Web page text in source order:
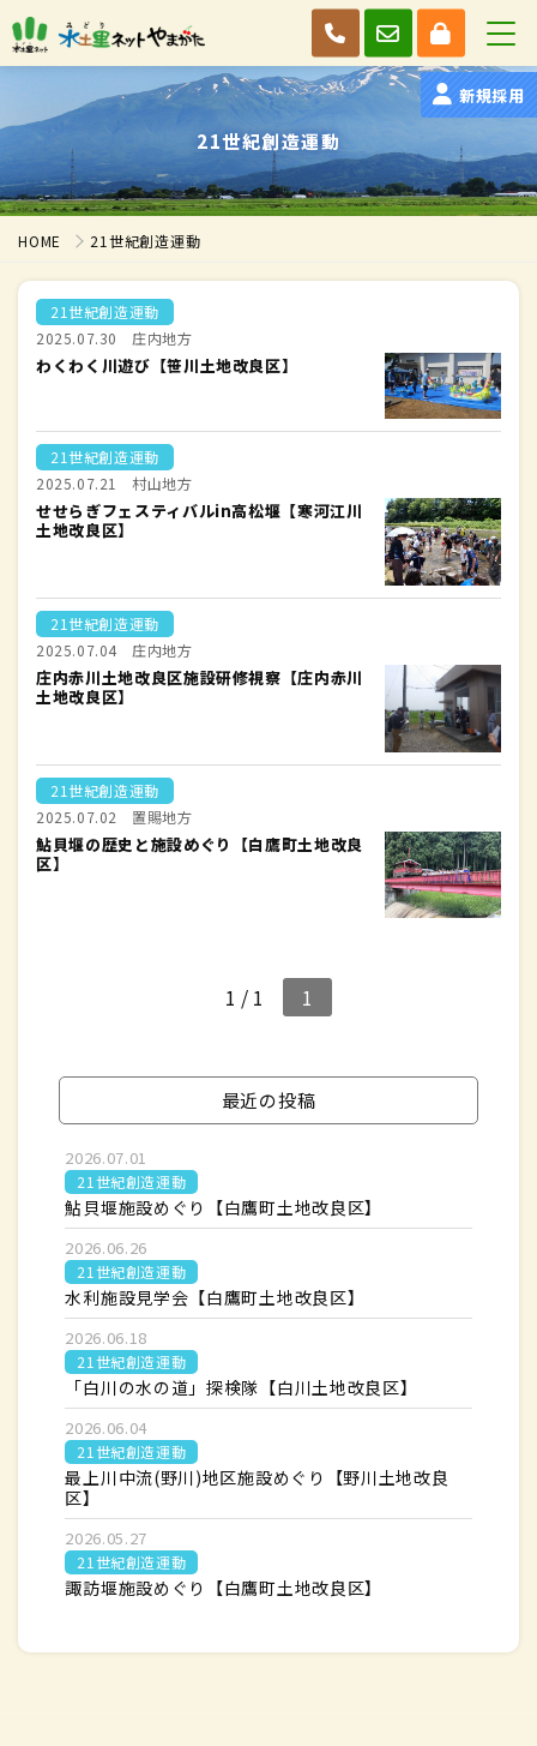
21世紀創造運動
HOME 21世紀創造運動
21世紀創造運動
2025.07.30
庄内地方
わくわく川遊び【笹川土地改良区】
21世紀創造運動
2025.07.21
村山地方
せせらぎフェスティバルin高松堰【寒河江川
土地改良区】
21世紀創造運動
2025.07.04
庄内地方
庄内赤川土地改良区施設研修視察【庄内赤川
土地改良区】
21世紀創造運動
2025.07.02
置賜地方
鮎貝堰の歴史と施設めぐり【白鷹町土地改良
区】
1 / 1 1
最近の投稿
2026.07.01
21世紀創造運動
鮎貝堰施設めぐり【白鷹町土地改良区】
2026.06.26
21世紀創造運動
水利施設見学会【白鷹町土地改良区】
2026.06.18
21世紀創造運動
「白川の水の道」探検隊【白川土地改良区】
2026.06.04
21世紀創造運動
最上川中流(野川)地区施設めぐり【野川土地改良
区】
2026.05.27
21世紀創造運動
諏訪堰施設めぐり【白鷹町土地改良区】
新規採用